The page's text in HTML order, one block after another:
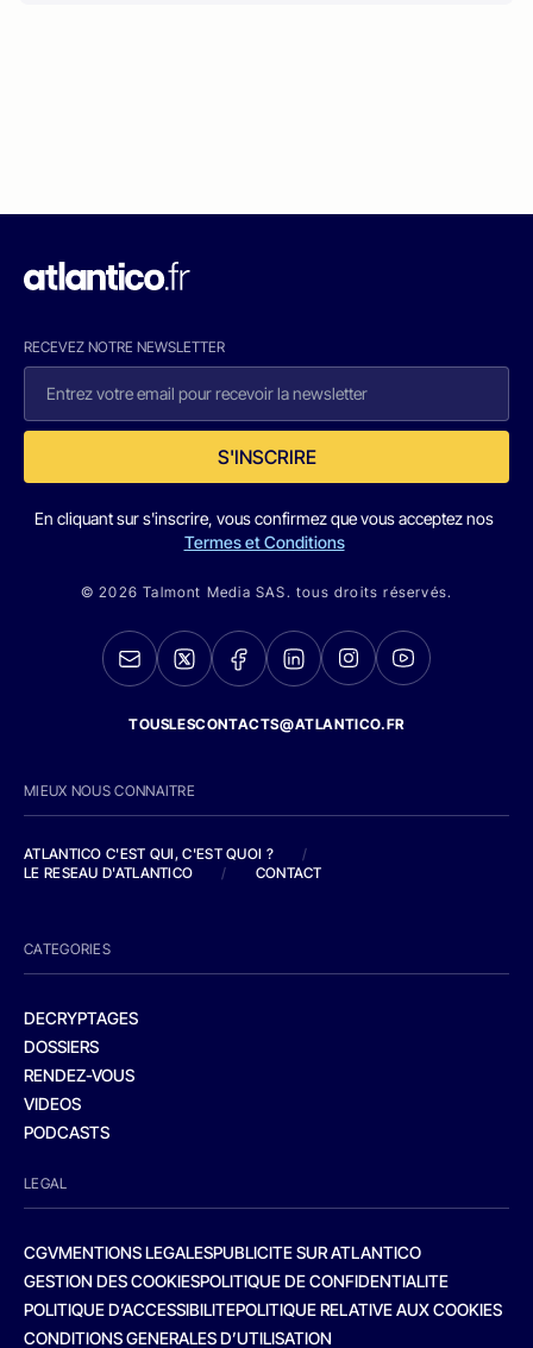
RECEVEZ NOTRE NEWSLETTER
S'INSCRIRE
En cliquant sur s'inscrire, vous confirmez que vous acceptez nos
Termes et Conditions
© 2026 Talmont Media SAS. tous droits réservés.
TOUSLESCONTACTS@ATLANTICO.FR
MIEUX NOUS CONNAITRE
ATLANTICO C'EST QUI, C'EST QUOI ?
/
LE RESEAU D'ATLANTICO
/ CONTACT
CATEGORIES
DECRYPTAGES
DOSSIERS
RENDEZ-VOUS
VIDEOS
PODCASTS
LEGAL
CGVMENTIONS LEGALESPUBLICITE SUR ATLANTICO
GESTION DES COOKIESPOLITIQUE DE CONFIDENTIALITE
POLITIQUE D’ACCESSIBILITEPOLITIQUE RELATIVE AUX COOKIES
CONDITIONS GENERALES D’UTILISATION